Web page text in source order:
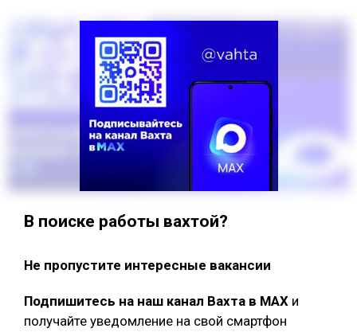
В поиске работы вахтой?
Не пропустите интересные вакансии
Подпишитесь на наш канал Вахта в МАХ и
получайте уведомление на свой смартфон